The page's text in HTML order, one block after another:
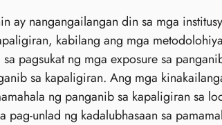
ay nangangailangan din sa mga
kabilang ang mga
sa pagsukat ng mga exposure sa
sa kapaligiran. Ang mga
ng panganib sa kapaligiran sa
pag-unlad ng kadalubhasaan sa